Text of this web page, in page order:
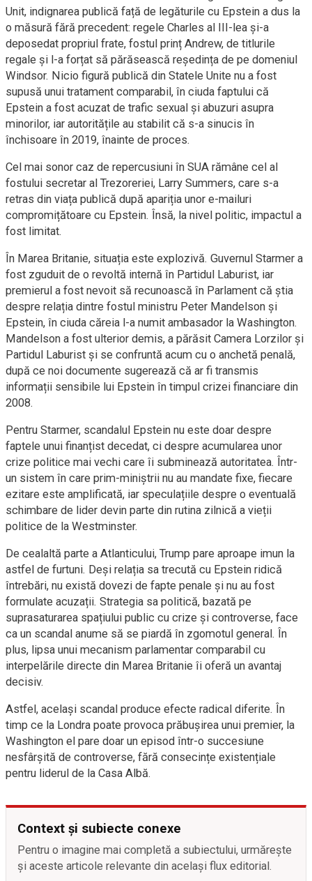
Unit, indignarea publică față de legăturile cu Epstein a dus la
o măsură fără precedent: regele Charles al III-lea și-a
deposedat propriul frate, fostul prinț Andrew, de titlurile
regale și l-a forțat să părăsească reședința de pe domeniul
Windsor. Nicio figură publică din Statele Unite nu a fost
supusă unui tratament comparabil, în ciuda faptului că
Epstein a fost acuzat de trafic sexual și abuzuri asupra
minorilor, iar autoritățile au stabilit că s-a sinucis în
închisoare în 2019, înainte de proces.
Cel mai sonor caz de repercusiuni în SUA rămâne cel al
fostului secretar al Trezoreriei, Larry Summers, care s-a
retras din viața publică după apariția unor e-mailuri
compromițătoare cu Epstein. Însă, la nivel politic, impactul a
fost limitat.
În Marea Britanie, situația este explozivă. Guvernul Starmer a
fost zguduit de o revoltă internă în Partidul Laburist, iar
premierul a fost nevoit să recunoască în Parlament că știa
despre relația dintre fostul ministru Peter Mandelson și
Epstein, în ciuda căreia l-a numit ambasador la Washington.
Mandelson a fost ulterior demis, a părăsit Camera Lorzilor și
Partidul Laburist și se confruntă acum cu o anchetă penală,
după ce noi documente sugerează că ar fi transmis
informații sensibile lui Epstein în timpul crizei financiare din
2008.
Pentru Starmer, scandalul Epstein nu este doar despre
faptele unui finanțist decedat, ci despre acumularea unor
crize politice mai vechi care îi subminează autoritatea. Într-
un sistem în care prim-miniștrii nu au mandate fixe, fiecare
ezitare este amplificată, iar speculațiile despre o eventuală
schimbare de lider devin parte din rutina zilnică a vieții
politice de la Westminster.
De cealaltă parte a Atlanticului, Trump pare aproape imun la
astfel de furtuni. Deși relația sa trecută cu Epstein ridică
întrebări, nu există dovezi de fapte penale și nu au fost
formulate acuzații. Strategia sa politică, bazată pe
suprasaturarea spațiului public cu crize și controverse, face
ca un scandal anume să se piardă în zgomotul general. În
plus, lipsa unui mecanism parlamentar comparabil cu
interpelările directe din Marea Britanie îi oferă un avantaj
decisiv.
Astfel, același scandal produce efecte radical diferite. În
timp ce la Londra poate provoca prăbușirea unui premier, la
Washington el pare doar un episod într-o succesiune
nesfârșită de controverse, fără consecințe existențiale
pentru liderul de la Casa Albă.
Context și subiecte conexe
Pentru o imagine mai completă a subiectului, urmărește
și aceste articole relevante din același flux editorial.